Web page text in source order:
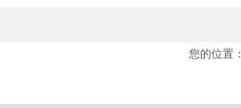
您的位置：